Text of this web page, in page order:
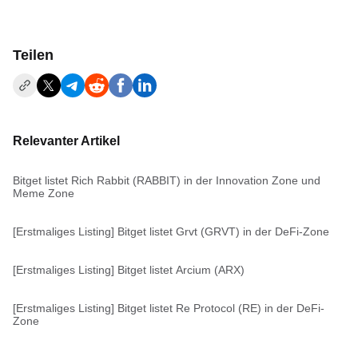
Teilen
Relevanter Artikel
Bitget listet Rich Rabbit (RABBIT) in der Innovation Zone und
Meme Zone
[Erstmaliges Listing] Bitget listet Grvt (GRVT) in der DeFi-Zone
[Erstmaliges Listing] Bitget listet Arcium (ARX)
[Erstmaliges Listing] Bitget listet Re Protocol (RE) in der DeFi-
Zone